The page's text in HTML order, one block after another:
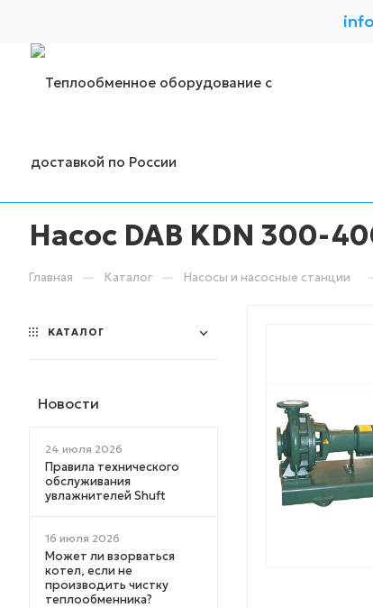
Насос DAB KDN 300-
Главная — Каталог — Насосы и насосные станции
КАТАЛОГ
Новости
24 июля 2026
Правила технического
обслуживания
увлажнителей Shuft
16 июля 2026
Может ли взорваться
котел, если не
производить чистку
теплообменника?